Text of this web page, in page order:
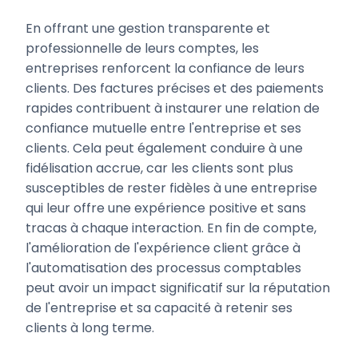
En offrant une gestion transparente et
professionnelle de leurs comptes, les
entreprises renforcent la confiance de leurs
clients. Des factures précises et des paiements
rapides contribuent à instaurer une relation de
confiance mutuelle entre l'entreprise et ses
clients. Cela peut également conduire à une
fidélisation accrue, car les clients sont plus
susceptibles de rester fidèles à une entreprise
qui leur offre une expérience positive et sans
tracas à chaque interaction. En fin de compte,
l'amélioration de l'expérience client grâce à
l'automatisation des processus comptables
peut avoir un impact significatif sur la réputation
de l'entreprise et sa capacité à retenir ses
clients à long terme.